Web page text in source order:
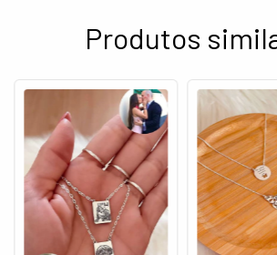
Produtos